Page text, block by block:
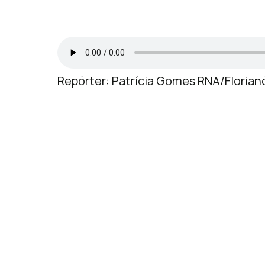
Repórter: Patrícia Gomes RNA/